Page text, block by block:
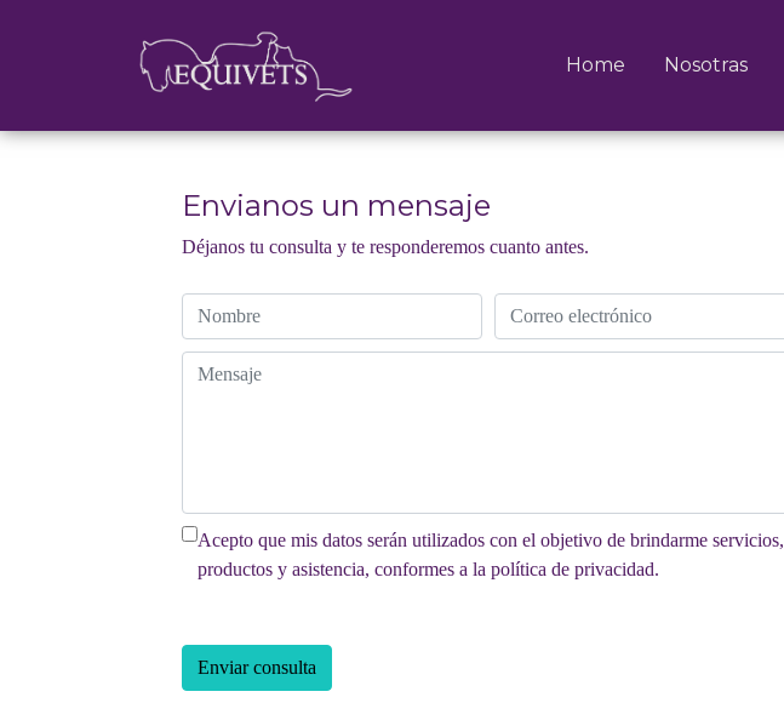
Home Nosotras
Envianos un mensaje
Déjanos tu consulta y te responderemos cuanto antes.
Acepto que mis datos serán utilizados con el objetivo de brindarme servicios,
productos y asistencia, conformes a la política de privacidad.
Enviar consulta